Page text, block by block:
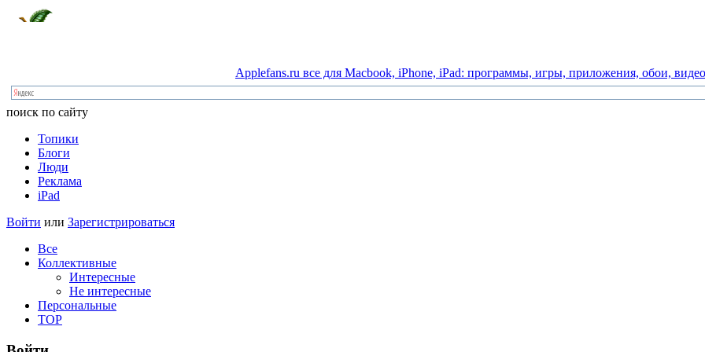
Applefans.ru все для Macbook, iPhone, iPad: программы, игры, приложения, обои, видео
поиск по сайту
Топики
Блоги
Люди
Реклама
iPad
Войти или Зарегистрироваться
Все
Коллективные
Интересные
Не интересные
Персональные
TOP